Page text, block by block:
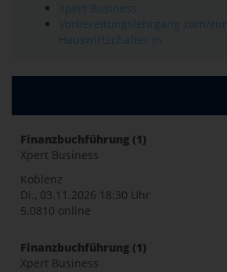
Xpert Business
Vorbereitungslehrgang zum/zur
Hauswirtschafter:in
Finanzbuchführung (1)
Xpert Business
Koblenz
Di., 03.11.2026 18:30 Uhr
5.0810 online
Finanzbuchführung (1)
Xpert Business